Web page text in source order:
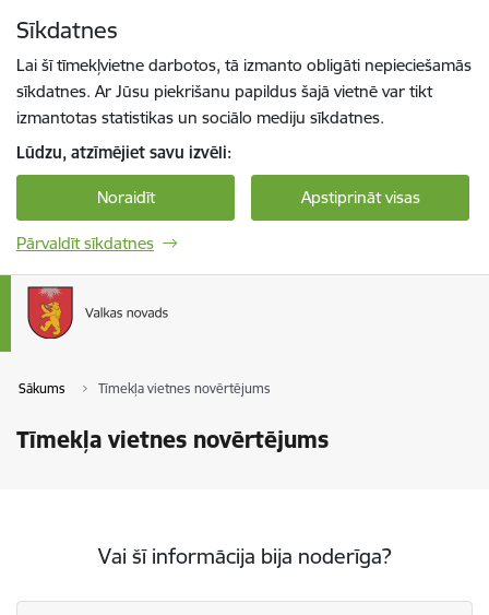
Sīkdatnes
Lai šī tīmekļvietne darbotos, tā izmanto obligāti nepieciešamās
sīkdatnes. Ar Jūsu piekrišanu papildus šajā vietnē var tikt
izmantotas statistikas un sociālo mediju sīkdatnes.
Lūdzu, atzīmējiet savu izvēli:
Noraidīt Apstiprināt visas
Pārvaldīt sīkdatnes
Sākums Tīmekļa vietnes novērtējums
Tīmekļa vietnes novērtējums
Vai šī informācija bija noderīga?